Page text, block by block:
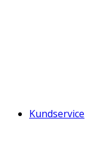
Kundservice